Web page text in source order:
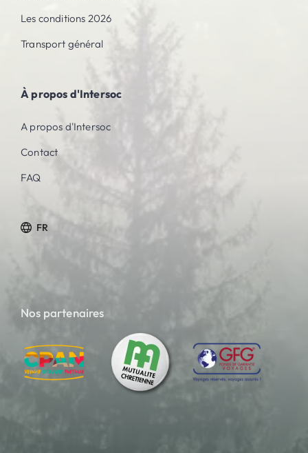
Les conditions 2026
Transport général
À propos d'Intersoc
A propos d'Intersoc
Contact
FAQ
FR
Nos partenaires